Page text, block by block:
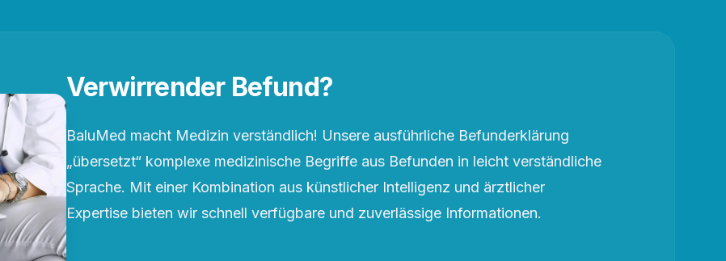
Verwirrender Befund?
BaluMed macht Medizin verständlich! Unsere ausführliche Befunderklärung
„übersetzt“ komplexe medizinische Begriffe aus Befunden in leicht verständliche
Sprache. Mit einer Kombination aus künstlicher Intelligenz und ärztlicher
Expertise bieten wir schnell verfügbare und zuverlässige Informationen.